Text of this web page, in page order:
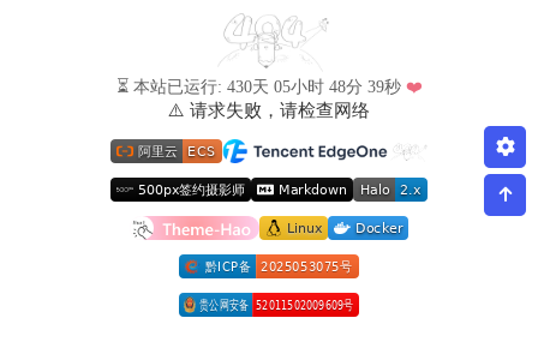
⏳ 本站已运行: 430天 05小时 48分 39秒 ❤️
⚠️ 请求失败，请检查网络